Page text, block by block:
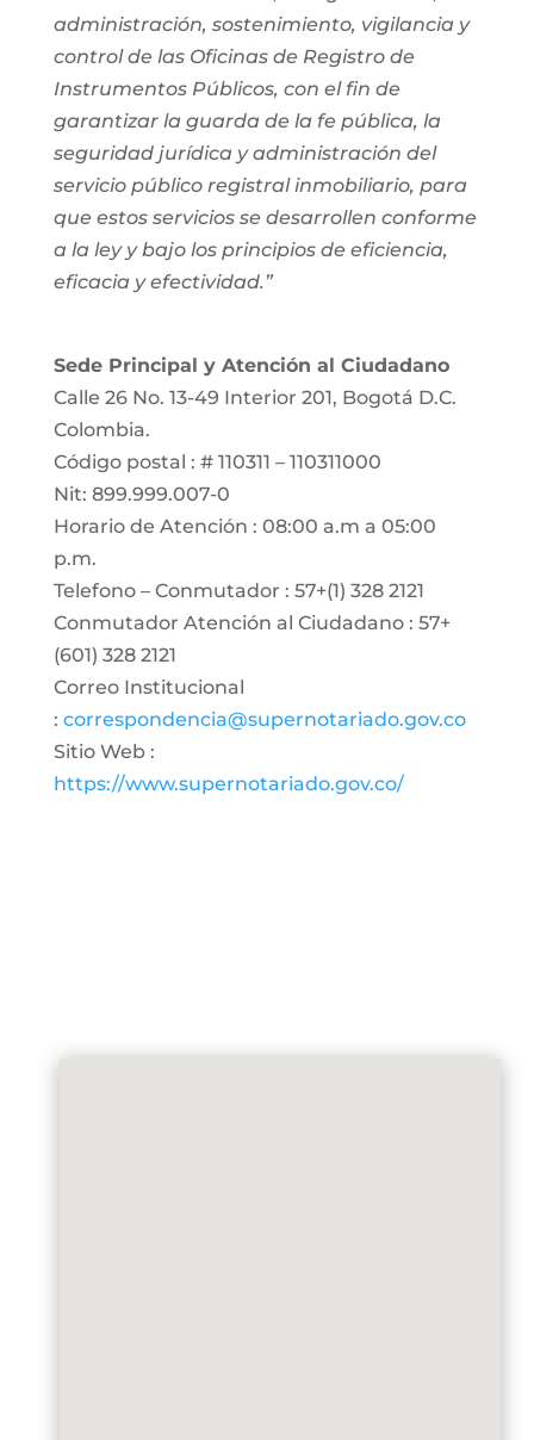
administración, sostenimiento, vigilancia y
control de las Oficinas de Registro de
Instrumentos Públicos, con el fin de
garantizar la guarda de la fe pública, la
seguridad jurídica y administración del
servicio público registral inmobiliario, para
que estos servicios se desarrollen conforme
a la ley y bajo los principios de eficiencia,
eficacia y efectividad.”
Sede Principal y Atención al Ciudadano
Calle 26 No. 13-49 Interior 201, Bogotá D.C.
Colombia.
Código postal : # 110311 – 110311000
Nit: 899.999.007-0
Horario de Atención : 08:00 a.m a 05:00
p.m.
Telefono – Conmutador : 57+(1) 328 2121
Conmutador Atención al Ciudadano : 57+
(601) 328 2121
Correo Institucional
: correspondencia@supernotariado.gov.co
Sitio Web :
https://www.supernotariado.gov.co/